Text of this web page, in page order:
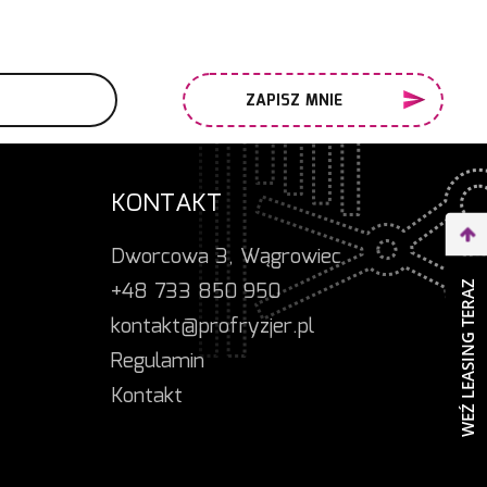
ZAPISZ MNIE
KONTAKT
Dworcowa 3, Wągrowiec
+48 733 850 950
kontakt@profryzjer.pl
Regulamin
Kontakt
WEŹ LEASING TERAZ